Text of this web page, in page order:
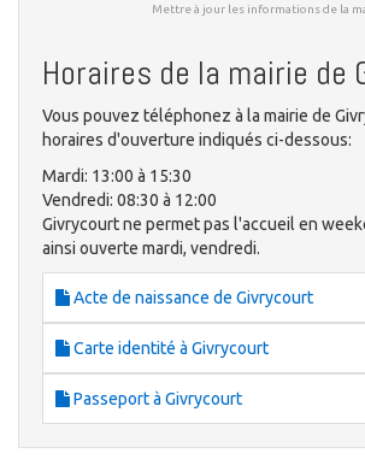
Mettre à jour les informations de la
Horaires de la mairie de
Vous pouvez téléphonez à la mairie de
horaires d'ouverture indiqués ci-dessous:
Mardi: 13:00 à 15:30
Vendredi: 08:30 à 12:00
Givrycourt ne permet pas l'accueil en
ainsi ouverte mardi, vendredi.
Acte de naissance de Givrycourt
Carte identité à Givrycourt
Passeport à Givrycourt